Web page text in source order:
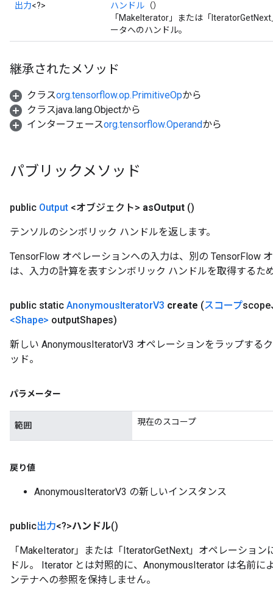
出力<?> ハンドル （）
「MakeIterator」または「
ータへのハンドル。
継承されたメソッド
クラスorg.tensorflow.op.PrimitiveOpから
クラスjava.lang.Objectから
インターフェースorg.tensorflow.Operandから
パブリックメソッド
public Output <オブジェクト> asOutput ()
テンソルのシンボリック ハンドルを返します。
TensorFlow オペレーションへの入力は、別の TensorFlow
は、入力の計算を表すシンボリック ハンドルを取得するた
public static AnonymousIteratorV3 create (スコープscope
<Shape> outputShapes)
新しい AnonymousIteratorV3 オペレーションをラップする
ッド。
パラメーター
範囲 現在のスコープ
戻り値
AnonymousIteratorV3 の新しいインスタンス
public出力<?>ハンドル()
「MakeIterator」または「IteratorGetNext」オペレーショ
ドル。 Iterator とは対照的に、AnonymousIterator は名前に
ンテナへの参照を保持しません。